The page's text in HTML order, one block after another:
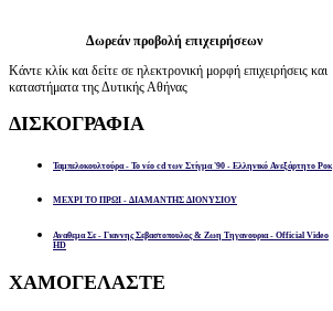
Δωρεάν προβολή επιχειρήσεων
Κάντε κλίκ και δείτε σε ηλεκτρονική μορφή επιχειρήσεις και
καταστήματα της Δυτικής Αθήνας
ΔΙΣΚΟΓΡΑΦΙΑ
Ταμπελοκουλτούρα - Το νέο cd των Στίγμα '90 - Ελληνικό Ανεξάρτητο Ροκ
ΜΕΧΡΙ ΤΟ ΠΡΩΙ - ΔΙΑΜΑΝΤΗΣ ΔΙΟΝΥΣΙΟΥ
Αναθεμα Σε - Γιαννης Σεβαστοπουλος & Ζωη Τηγανουρια - Official Video
HD
ΧΑΜΟΓΕΛΑΣΤΕ